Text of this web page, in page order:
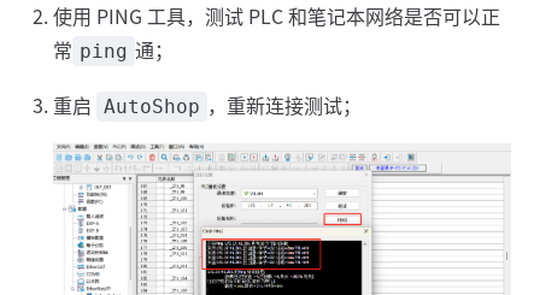
使用 PING 工具，测试 PLC 和笔记本网络是否可以正
常 ping 通；
重启 AutoShop ，重新连接测试；